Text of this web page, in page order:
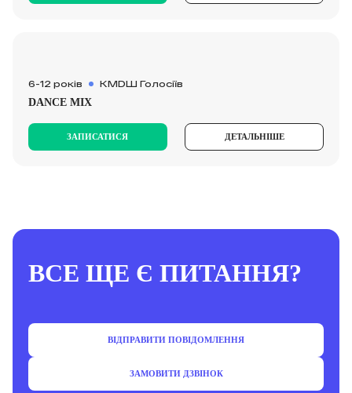
6-12 років КМDШ Голосіїв
DANCE MIX
ЗАПИСАТИСЯ ДЕТАЛЬНІШЕ
ВСЕ ЩЕ Є ПИТАННЯ?
ВІДПРАВИТИ ПОВІДОМЛЕННЯ
ЗАМОВИТИ ДЗВІНОК